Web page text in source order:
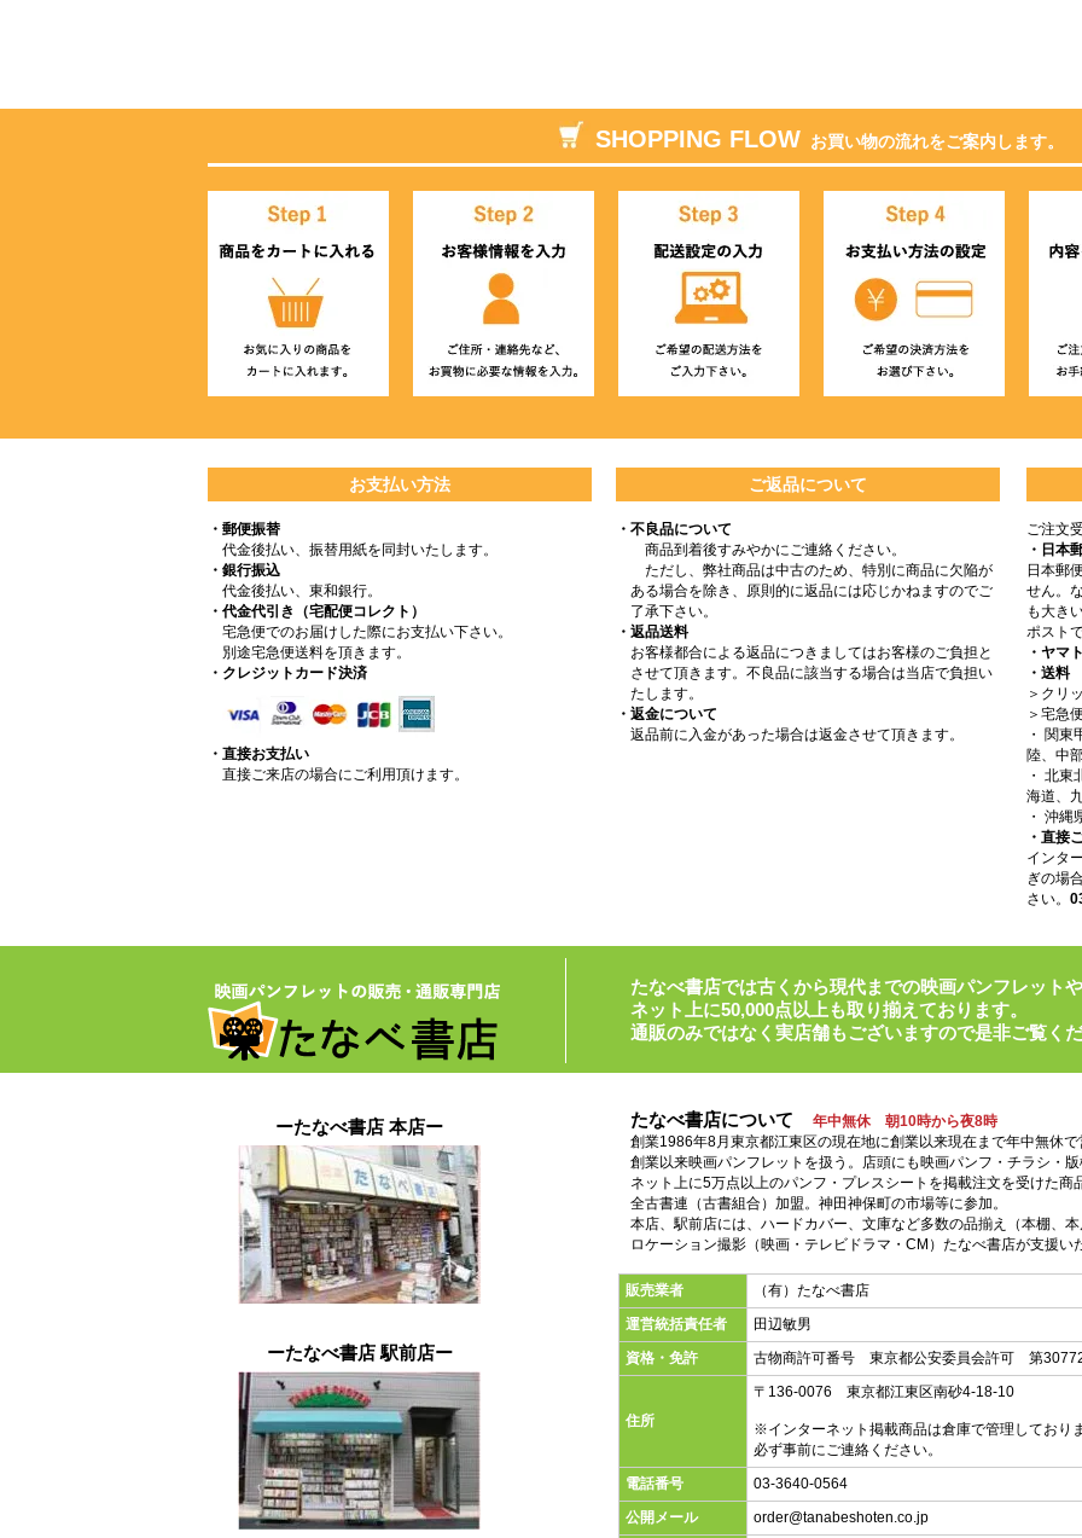
SHOPPING FLOW お買い物の流れをご案内します。
お支払い方法
・郵便振替
代金後払い、振替用紙を同封いたします。
・銀行振込
代金後払い、東和銀行。
・代金代引き（宅配便コレクト）
宅急便でのお届けした際にお支払い下さい。
別途宅急便送料を頂きます。
・クレジットカード決済
・直接お支払い
直接ご来店の場合にご利用頂けます。
ご返品について
・不良品について
商品到着後すみやかにご連絡ください。
ただし、弊社商品は中古のため、特別に商品に欠陥が
ある場合を除き、原則的に返品には応じかねますのでご
了承下さい。
・返品送料
お客様都合による返品につきましてはお客様のご負担と
させて頂きます。不良品に該当する場合は当店で負担い
たします。
・返金について
返品前に入金があった場合は返金させて頂きます。
ご注文
・日本
日本郵
せん。
も大き
ポスト
・ヤマ
・送料
＞クリ
＞宅急
・ 関
陸、中
・ 北
海道、
・ 沖縄
・直接
インタ
ぎの場
さい。
たなべ書店では古くから現代までの映画パンフレット
ネット上に50,000点以上も取り揃えております。
通販のみではなく実店舗もございますので是非ご覧く
ーたなべ書店 本店ー
ーたなべ書店 駅前店ー
たなべ書店について
年中無休 朝10時から夜8時
創業1986年8月東京都江東区の現在地に創業以来現在まで年中無休
創業以来映画パンフレットを扱う。店頭にも映画パンフ・チラシ・
ネット上に5万点以上のパンフ・プレスシートを掲載注文を受けた商
全古書連（古書組合）加盟。神田神保町の市場等に参加。
本店、駅前店には、ハードカバー、文庫など多数の品揃え（本棚、
ロケーション撮影（映画・テレビドラマ・CM）たなべ書店が支援い
販売業者
（有）たなべ書店
運営統括責任者
田辺敏男
資格・免許
古物商許可番号 東京都公安委員会許可 第
住所
〒136-0076 東京都江東区南砂4-18-10
※インターネット掲載商品は倉庫で管理しており
必ず事前にご連絡ください。
電話番号
03-3640-0564
公開メール
order@tanabeshoten.co.jp